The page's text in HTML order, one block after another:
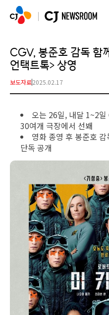
CGV, 봉준호 감독 함
언택트톡> 상영
보도자료2025.02.17
오는 26일, 내달 1~2일
30여개 극장에서 선봬
영화 종영 후 봉준호
단독 공개